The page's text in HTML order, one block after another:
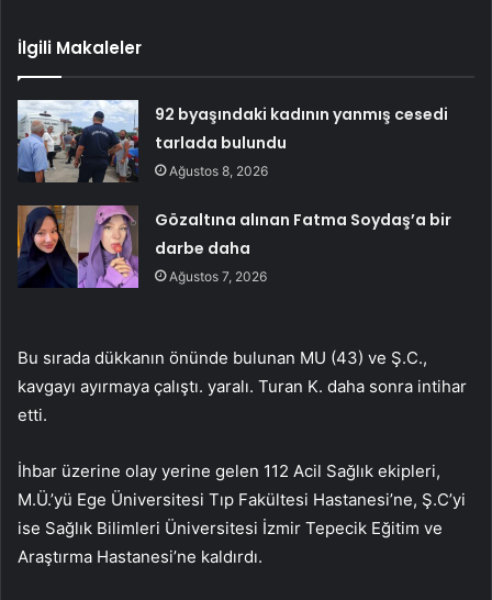
İlgili Makaleler
92 byaşındaki kadının yanmış cesedi
tarlada bulundu
Ağustos 8, 2026
Gözaltına alınan Fatma Soydaş’a bir
darbe daha
Ağustos 7, 2026
Bu sırada dükkanın önünde bulunan MU (43) ve Ş.C.,
kavgayı ayırmaya çalıştı. yaralı. Turan K. daha sonra intihar
etti.
İhbar üzerine olay yerine gelen 112 Acil Sağlık ekipleri,
M.Ü.’yü Ege Üniversitesi Tıp Fakültesi Hastanesi’ne, Ş.C’yi
ise Sağlık Bilimleri Üniversitesi İzmir Tepecik Eğitim ve
Araştırma Hastanesi’ne kaldırdı.